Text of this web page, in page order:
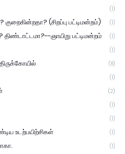
(1)
குறைகின்றதா? (சிறப்பு பட்டிமன்றம்) (1)
ஞாயிறு பட்டிமன்றம் (1)
(1)
(8)
(1)
(2)
(1)
(1)
உடற்பயிற்சிகள் (1)
(1)